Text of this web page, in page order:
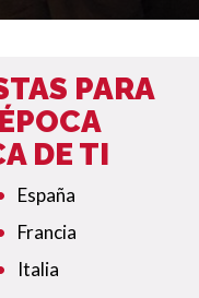
PARA
DE TI
España
Francia
Italia